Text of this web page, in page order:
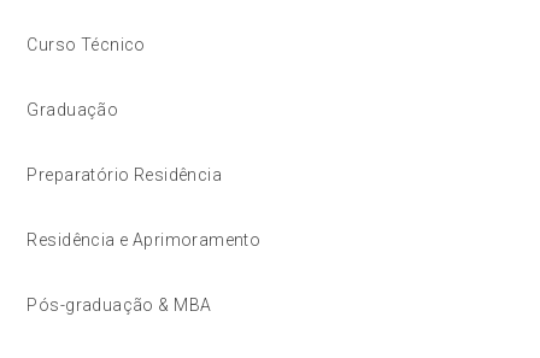
Curso Técnico
Graduação
Preparatório Residência
Residência e Aprimoramento
Pós-graduação & MBA